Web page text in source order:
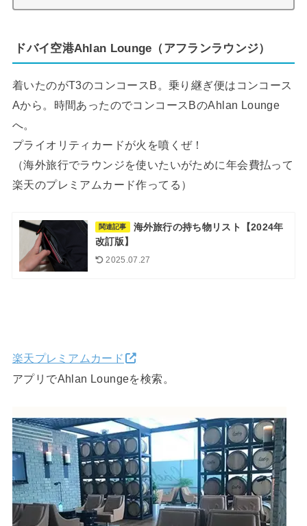
ドバイ空港Ahlan Lounge（アフランラウンジ）
着いたのがT3のコンコースB。乗り継ぎ便はコンコース
Aから。時間あったのでコンコースBのAhlan Lounge
へ。
プライオリティカードが火を噴くぜ！
（海外旅行でラウンジを使いたいがために年会費払って
楽天のプレミアムカード作ってる）
関連記事
海外旅行の持ち物リスト【2024年
改訂版】
2025.07.27
楽天プレミアムカード
アプリでAhlan Loungeを検索。